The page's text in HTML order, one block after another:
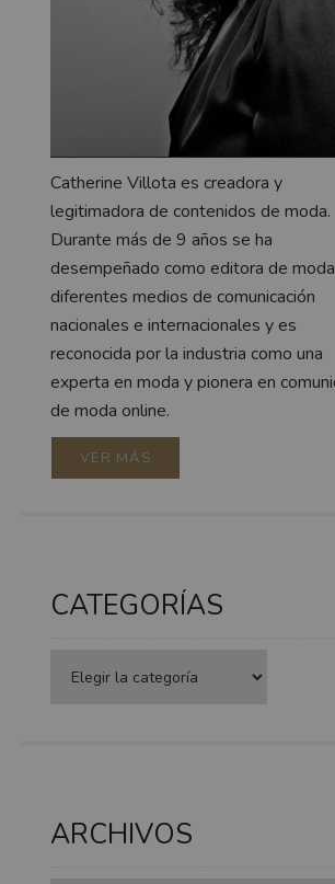
Catherine Villota es creadora y
legitimadora de contenidos de moda.
Durante más de 9 años se ha
desempeñado como editora de
diferentes medios de comunicación
nacionales e internacionales y es
reconocida por la industria como una
experta en moda y pionera en
de moda online.
VER MÁS
CATEGORÍAS
ARCHIVOS